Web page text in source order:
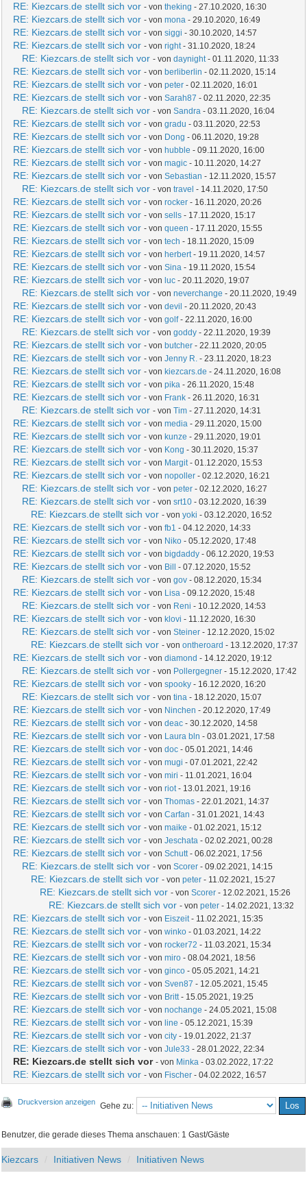
RE: Kiezcars.de stellt sich vor - vontheking - 27.10.2020, 16:30
RE: Kiezcars.de stellt sich vor - vonmona - 29.10.2020, 16:49
RE: Kiezcars.de stellt sich vor - vonsiggi - 30.10.2020, 14:57
RE: Kiezcars.de stellt sich vor - vonright- 31.10.2020, 18:24
RE: Kiezcars.de stellt sich vor - vondaynight- 01.11.2020, 11:33
RE: Kiezcars.de stellt sich vor - von berliberlin - 02.11.2020, 15:14
RE: Kiezcars.de stellt sich vor - vonpeter - 02.11.2020, 16:01
RE: Kiezcars.de stellt sich vor - vonSarah87 - 02.11.2020, 22:35
RE: Kiezcars.de stellt sich vor - vonSandra - 03.11.2020, 16:04
RE: Kiezcars.de stellt sich vor - vongradu - 03.11.2020, 22:53
RE: Kiezcars.de stellt sich vor - von Dong - 06.11.2020, 19:28
RE: Kiezcars.de stellt sich vor - von hubble - 09.11.2020, 16:00
RE: Kiezcars.de stellt sich vor - vonmagic - 10.11.2020, 14:27
RE: Kiezcars.de stellt sich vor - vonSebastian - 12.11.2020, 15:57
RE: Kiezcars.de stellt sich vor - vontravel - 14.11.2020, 17:50
RE: Kiezcars.de stellt sich vor - vonrocker - 16.11.2020, 20:26
RE: Kiezcars.de stellt sich vor - vonsells - 17.11.2020, 15:17
RE: Kiezcars.de stellt sich vor - vonqueen - 17.11.2020, 15:55
RE: Kiezcars.de stellt sich vor - vontech - 18.11.2020, 15:09
RE: Kiezcars.de stellt sich vor - von herbert- 19.11.2020, 14:57
RE: Kiezcars.de stellt sich vor - vonSina - 19.11.2020, 15:54
RE: Kiezcars.de stellt sich vor - von luc - 20.11.2020, 19:07
RE: Kiezcars.de stellt sich vor - vonneverchange - 20.11.2020, 19:49
RE: Kiezcars.de stellt sich vor - vondevil - 20.11.2020, 20:43
RE: Kiezcars.de stellt sich vor - vongolf- 22.11.2020, 16:00
RE: Kiezcars.de stellt sich vor - vongoddy - 22.11.2020, 19:39
RE: Kiezcars.de stellt sich vor - von butcher - 22.11.2020, 20:05
RE: Kiezcars.de stellt sich vor - vonJenny R. - 23.11.2020, 18:23
RE: Kiezcars.de stellt sich vor - von kiezcars.de - 24.11.2020, 16:08
RE: Kiezcars.de stellt sich vor - vonpika - 26.11.2020, 15:48
RE: Kiezcars.de stellt sich vor - von Frank - 26.11.2020, 16:31
RE: Kiezcars.de stellt sich vor - vonTim - 27.11.2020, 14:31
RE: Kiezcars.de stellt sich vor - vonmedia - 29.11.2020, 15:00
RE: Kiezcars.de stellt sich vor - von kunze - 29.11.2020, 19:01
RE: Kiezcars.de stellt sich vor - von Kong - 30.11.2020, 15:37
RE: Kiezcars.de stellt sich vor - von Margit- 01.12.2020, 15:53
RE: Kiezcars.de stellt sich vor - vonnopoller - 02.12.2020, 16:21
RE: Kiezcars.de stellt sich vor - vonpeter - 02.12.2020, 16:27
RE: Kiezcars.de stellt sich vor - vonsrt10 - 03.12.2020, 16:39
RE: Kiezcars.de stellt sich vor - vonyoki - 03.12.2020, 16:52
RE: Kiezcars.de stellt sich vor - vonfb1 - 04.12.2020, 14:33
RE: Kiezcars.de stellt sich vor - von Niko - 05.12.2020, 17:48
RE: Kiezcars.de stellt sich vor - von bigdaddy - 06.12.2020, 19:53
RE: Kiezcars.de stellt sich vor - von Bill - 07.12.2020, 15:52
RE: Kiezcars.de stellt sich vor - vongov - 08.12.2020, 15:34
RE: Kiezcars.de stellt sich vor - von Lisa - 09.12.2020, 15:48
RE: Kiezcars.de stellt sich vor - von Reni - 10.12.2020, 14:53
RE: Kiezcars.de stellt sich vor - von klovi - 11.12.2020, 16:30
RE: Kiezcars.de stellt sich vor - vonSteiner - 12.12.2020, 15:02
RE: Kiezcars.de stellt sich vor - vonontheroard - 13.12.2020, 17:37
RE: Kiezcars.de stellt sich vor - vondiamond - 14.12.2020, 19:12
RE: Kiezcars.de stellt sich vor - von Pollergegner - 15.12.2020, 17:42
RE: Kiezcars.de stellt sich vor - vonspooky - 16.12.2020, 16:20
RE: Kiezcars.de stellt sich vor - vontina - 18.12.2020, 15:07
RE: Kiezcars.de stellt sich vor - von Ninchen - 20.12.2020, 17:49
RE: Kiezcars.de stellt sich vor - vondeac - 30.12.2020, 14:58
RE: Kiezcars.de stellt sich vor - von Laura bln - 03.01.2021, 17:58
RE: Kiezcars.de stellt sich vor - vondoc - 05.01.2021, 14:46
RE: Kiezcars.de stellt sich vor - vonmugi - 07.01.2021, 22:42
RE: Kiezcars.de stellt sich vor - vonmiri - 11.01.2021, 16:04
RE: Kiezcars.de stellt sich vor - vonriot- 13.01.2021, 19:16
RE: Kiezcars.de stellt sich vor - vonThomas - 22.01.2021, 14:37
RE: Kiezcars.de stellt sich vor - vonCarfan - 31.01.2021, 14:43
RE: Kiezcars.de stellt sich vor - vonmaike - 01.02.2021, 15:12
RE: Kiezcars.de stellt sich vor - vonJeschata - 02.02.2021, 00:28
RE: Kiezcars.de stellt sich vor - vonSchutt- 06.02.2021, 17:56
RE: Kiezcars.de stellt sich vor - vonScorer - 09.02.2021, 14:15
RE: Kiezcars.de stellt sich vor - vonpeter - 11.02.2021, 15:27
RE: Kiezcars.de stellt sich vor - vonScorer - 12.02.2021, 15:26
RE: Kiezcars.de stellt sich vor - vonpeter - 14.02.2021, 13:32
RE: Kiezcars.de stellt sich vor - von Eiszeit- 11.02.2021, 15:35
RE: Kiezcars.de stellt sich vor - vonwinko - 01.03.2021, 14:22
RE: Kiezcars.de stellt sich vor - vonrocker72 - 11.03.2021, 15:34
RE: Kiezcars.de stellt sich vor - vonmiro - 08.04.2021, 18:56
RE: Kiezcars.de stellt sich vor - vonginco - 05.05.2021, 14:21
RE: Kiezcars.de stellt sich vor - vonSven87 - 12.05.2021, 15:45
RE: Kiezcars.de stellt sich vor - von Britt- 15.05.2021, 19:25
RE: Kiezcars.de stellt sich vor - vonnochange - 24.05.2021, 15:08
RE: Kiezcars.de stellt sich vor - von line - 05.12.2021, 15:39
RE: Kiezcars.de stellt sich vor - voncity - 19.01.2022, 21:37
RE: Kiezcars.de stellt sich vor - vonJule33 - 28.01.2022, 22:34
RE: Kiezcars.de stellt sich vor - von Minka - 03.02.2022, 17:22
RE: Kiezcars.de stellt sich vor - von Fischer - 04.02.2022, 16:57
Druckversion anzeigen Gehe zu:
Benutzer, die gerade dieses Thema anschauen: 1 Gast/Gäste
Kiezcars Initiativen News Initiativen News